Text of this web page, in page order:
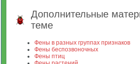
Дополнительные
теме
Фены в разных группах признаков
Фены беспозвоночных
Фены птиц